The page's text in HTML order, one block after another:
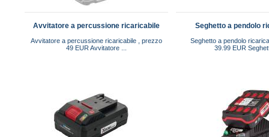
Avvitatore a percussione ricaricabile
Avvitatore a percussione ricaricabile , prezzo
49 EUR Avvitatore ...
Seghetto a pendolo
Seghetto a pendolo
39.99 EUR